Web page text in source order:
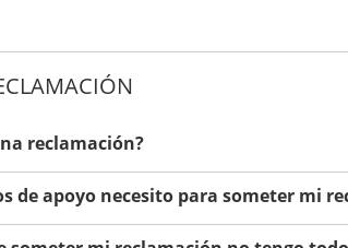
reclamación?
de apoyo necesito para someter mi